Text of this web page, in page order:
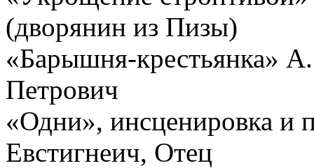
(дворянин из Пизы)
«Барышня-крестьянка»
Петрович
«Одни», инсценировка и
Евстигнеич, Отец